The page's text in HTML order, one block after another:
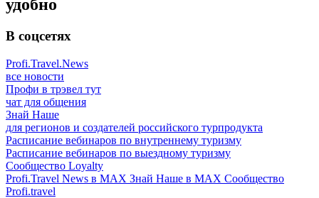
удобно
В соцсетях
Profi.Travel.News
все новости
Профи в трэвел тут
чат для общения
Знай Наше
для регионов и создателей российского турпродукта
Расписание вебинаров по внутреннему туризму
Расписание вебинаров по выездному туризму
Сообщество Loyalty
Profi.Travel News в MAX Знай Наше в MAX Сообщество
Profi.travel